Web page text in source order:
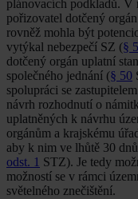
plánovacích podkladů. V
pořizovatel dotčený
rovněž mohla být
vytýkal nebezpečí SZ (§
dotčený orgán uplatní
společného jednání (§ 50
spolupráci se
návrh rozhodnutí o
uplatněných k návrhu
orgánům a krajskému
aby k nim ve lhůtě 30
odst. 1 STZ). Je tedy
možností se v rámci
světelného znečištění.